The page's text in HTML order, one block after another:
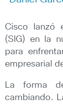
Cisco lanzó
(SIG) en la
para
empresarial
La forma
cambiando.